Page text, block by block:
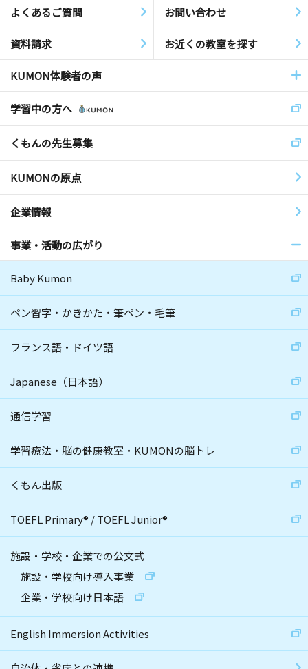
よくあるご質問 お問い合わせ
資料請求 お近くの教室を探す
KUMON体験者の声
学習中の方へ
くもんの先生募集
KUMONの原点
企業情報
事業・活動の広がり
Baby Kumon
ペン習字・かきかた・筆ペン・毛筆
フランス語・ドイツ語
Japanese（日本語）
通信学習
学習療法・脳の健康教室・KUMONの脳トレ
くもん出版
TOEFL Primary® /TOEFL Junior®
施設・学校・企業での公文式
施設・学校向け導入事業
企業・学校向け日本語
English Immersion Activities